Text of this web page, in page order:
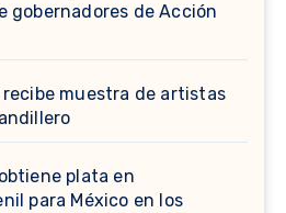
gobernadores de Acción
recibe muestra de artistas
plata en
para México en los